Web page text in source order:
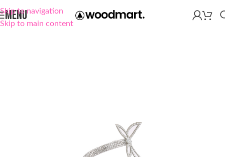
Skip to navigation
Skip to main content
MENU